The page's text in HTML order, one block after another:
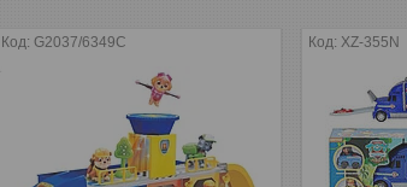
G2037/6349С XZ-355N